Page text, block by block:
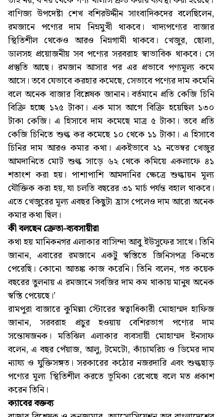
বাণিজ্য উপদেষ্টা শেখ বশিরউদ্দীন সাংবাদিকদের বলেছিলেন,
রমজানে পণ্যের দাম নিম্নমুখী থাকবে। খাদ্যপণ্যের বাজার
স্থিতিশীল থেকেও আরও নিম্নগামী থাকবে। খেজুর, ছোলা,
ডালসহ প্রয়োজনীয় সব পণ্যের সরবরাহ স্বাভাবিক থাকবে। সে
প্রস্তুতি আছে। রমজান আসার পর এর প্রভাবে পণ্যমূল্য কমে
আসে। তবে যেভাবে করহার কমেছে, সেভাবে পণ্যের দাম কমেনি
বলে অনেক বাজার বিশ্লেষক জানান। বর্তমানে প্রতি কেজি চিনি
বিক্রি হচ্ছে ১২৫ টাকা। এক মাস আগে বিক্রি হয়েছিল ১৩০
টাকা কেজি। এ হিসাবে দাম কমেছে মাত্র ৫ টাকা। তবে প্রতি
কেজি চিনিতে শুল্ক কর কমেছে ১০ থেকে ১১ টাকা। এ হিসাবে
চিনির দাম আরও কমার কথা। একইভাবে ২১ নভেম্বর খেজুর
আমদানিতে মোট শুল্ক সাড়ে ৬২ থেকে কমিয়ে একলাফে ৪১
শতাংশ করা হয়। পাশাপাশি আমদানির ক্ষেত্রে শুল্কায়ন মূল্য
যৌক্তিক করা হয়, যা চলতি বছরের ৩১ মার্চ পর্যন্ত বহাল থাকবে।
এতে খেজুরের মূল্য এবছর কিছুটা হ্রাস পেলেও দাম আরো অনেক
কমার কথা ছিল।
কী বলছেন ক্রেতা-ব্যবসায়ীরা
কথা হয় মানিকনগর এলাকার বাসিন্দা আবু ইউসুফের সাথে। তিনি
জানান, এবারের রমজানে একটু স্বস্তিতে জিনিসপত্র কিনতে
পেরেছি। কোনো আতঙ্ক কাজ করেনি। তিনি বলেন, গত কয়েক
বছরের তুলনায় এ রমজানে সবজির দাম কম থাকায় মানুষ অনেক
স্বস্তি পেয়েছে।’
রামপুরা বাজারে কুমিল্লা স্টোরের স্বত্বাধিকারী মোহাম্মদ হাফিজ
জানান, সরবরাহ প্রচুর হওয়ায় বেশিরভাগ পণ্যের দাম
সন্তোষজনক। মতিঝিল এলাকার ব্যবসায়ী মোহাম্মদ ইনসাফ
বলেন, এ বছর পেঁয়াজ, আলু, টমেটো, কাঁচামরিচ ও ডিমের দাম
ন্যায্য ও যুক্তিসঙ্গত। সরকারের কঠোর নজরদারি এবং শুল্কছাড়
পণ্যের মূল্য স্থিতিশীল করতে ভূমিকা রেখেছে বলে মত প্রকাশ
করেন তিনি।
ক্যাবের বক্তব্য